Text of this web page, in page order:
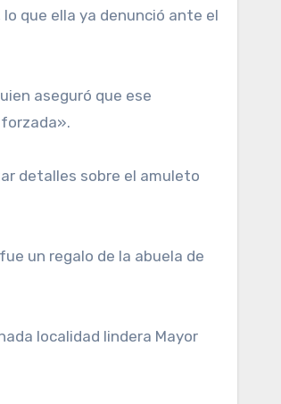
que ella ya denunció ante el
aseguró que ese
detalles sobre el amuleto
un regalo de la abuela de
localidad lindera Mayor